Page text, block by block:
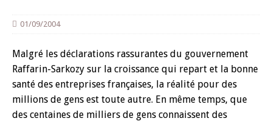
01/09/2004
Malgré les déclarations rassurantes du gouvernement
Raffarin-Sarkozy sur la croissance qui repart et la bonne
santé des entreprises françaises, la réalité pour des
millions de gens est toute autre. En même temps, que
des centaines de milliers de gens connaissent des